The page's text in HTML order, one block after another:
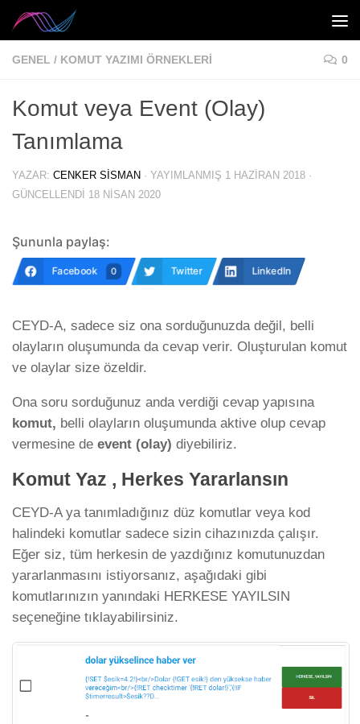
Skip to content
GENEL / KOMUT YAZIMI ÖRNEKLERI 0
Komut veya Event (Olay)
Tanımlama
YAZAR: CENKER SISMAN · YAYIMLANMIŞ 1 HAZIRAN 2018 ·
GÜNCELLENDI 18 NISAN 2020
Şununla paylaş:
Facebook 0 Twitter LinkedIn
CEYD-A, sadece siz ona sorduğunuzda değil, belli
olayların oluşumunda da cevap verir. Oluşturulan komut
ve olaylar size özeldir.
Ona soru sorduğunuz anda verdiği cevap yapısına
komut, belli olayların oluşumunda aktive olup cevap
vermesine de event (olay) diyebiliriz.
Komut Yaz , Herkes Yararlansın
CEYD-A ya tanımladığınız düz komutlar veya kod
halindeki komutlar sadece sizin cihazınızda çalışır.
Eğer siz, tüm herkesin de yazdığınız komutunuzdan
yararlanmasını istiyorsanız, aşağıdaki gibi
komutlarınızın yanındaki HERKESE YAYILSIN
seçeneğine tıklayabilirsiniz.